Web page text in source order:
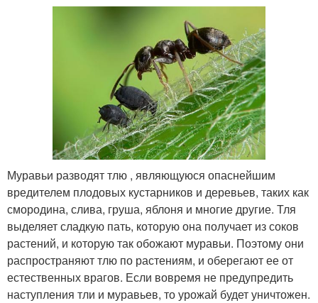
Муравьи разводят тлю , являющуюся опаснейшим
вредителем плодовых кустарников и деревьев, таких как
смородина, слива, груша, яблоня и многие другие. Тля
выделяет сладкую пать, которую она получает из соков
растений, и которую так обожают муравьи. Поэтому они
распространяют тлю по растениям, и оберегают ее от
естественных врагов. Если вовремя не предупредить
наступления тли и муравьев, то урожай будет уничтожен.